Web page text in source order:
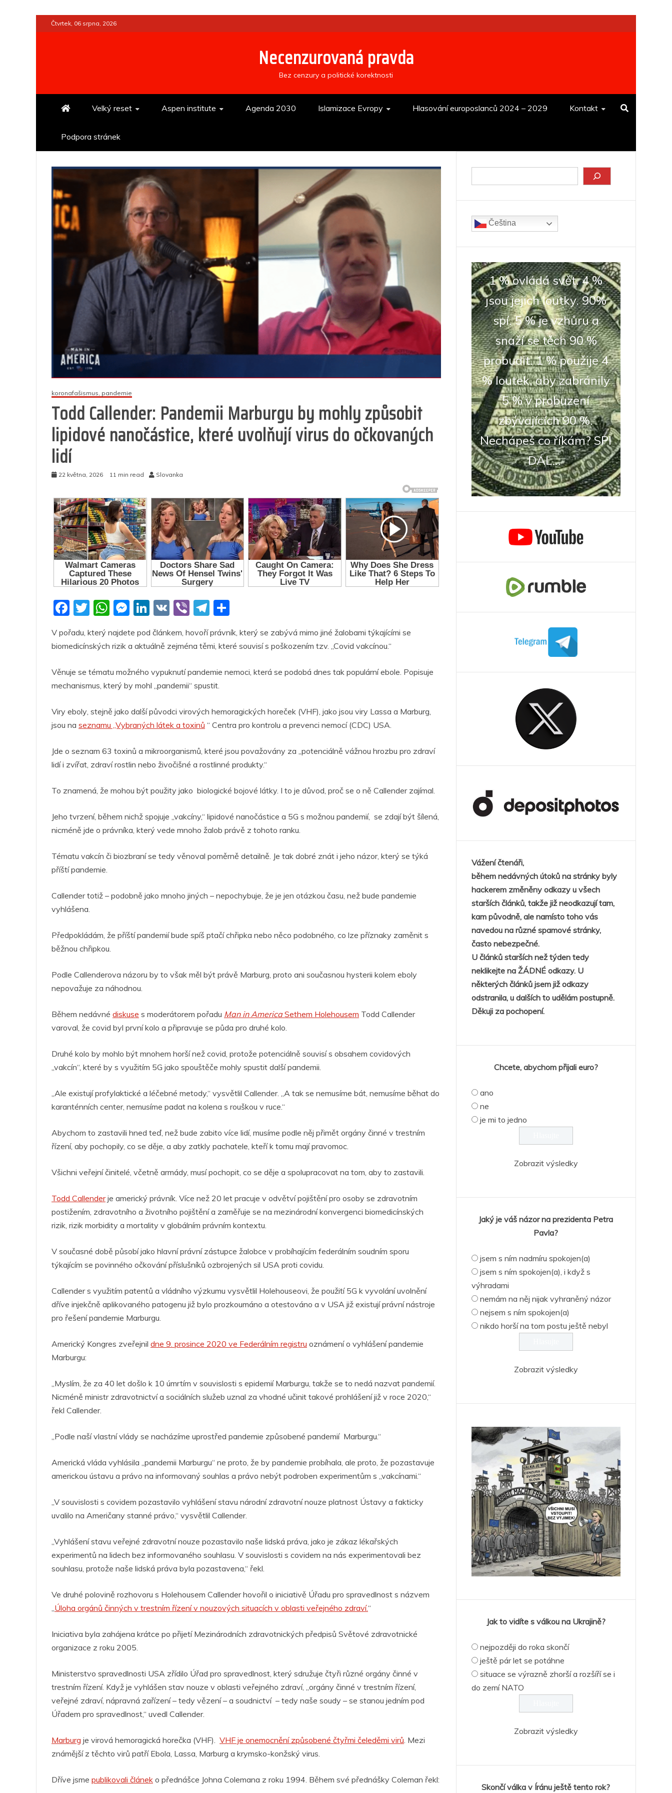
to
Čtvrtek, 06 srpna, 2026
Necenzurovaná pravda
Bez cenzury a politické korektnosti
Velký reset Aspen institute Agenda 2030 Islamizace Evropy Hlasování europoslanců 2024 – 2029 Kontakt
Podpora stránek
koronafašismus, pandemie
Todd Callender: Pandemii Marburgu by mohly způsobit
lipidové nanočástice, které uvolňují virus do očkovaných
lidí
22 května, 2026 11 min read Slovanka
F
a
c
e
b
o
o
k
T
itt
er
W
at
s
A
p
p
M
ss
e
n
g
er
Li
n
k
e
dI
n
V
Vi
er
T
e
gr
a
m
ar
e
V pořadu, který najdete pod článkem, hovoří právník, který se zabývá mimo jiné žalobami týkajícími se
biomedicínských rizik a aktuálně zejména těmi, které souvisí s poškozením tzv. „Covid vakcínou.“
Věnuje se tématu možného vypuknutí pandemie nemoci, která se podobá dnes tak populární ebole. Popisuje
mechanismus, který by mohl „pandemii“ spustit.
Viry eboly , stejně jako další původci virových hemoragických horeček (VHF), jako jsou viry Lassa a Marburg,
jsou na seznamu „Vybraných látek a toxinů “ Centra pro kontrolu a prevenci nemocí (CDC) USA.
Jde o seznam 63 toxinů a mikroorganismů, které jsou považovány za „potenciálně vážnou hrozbu pro zdraví
lidí i zvířat, zdraví rostlin nebo živočišné a rostlinné produkty.“
To znamená, že mohou být použity jako biologické bojové látky. I to je důvod, proč se o ně Callender zajímal.
Jeho tvrzení, během nichž spojuje „vakcíny,“ lipidové nanočástice a 5G s možnou pandemií, se zdají být šílená,
nicméně jde o právníka, který vede mnoho žalob právě z tohoto ranku.
Tématu vakcín či biozbraní se tedy věnoval poměrně detailně. Je tak dobré znát i jeho názor, který se týká
příští pandemie.
Callender totiž – podobně jako mnoho jiných – nepochybuje, že je jen otázkou času, než bude pandemie
vyhlášena.
Předpokládám, že příští pandemií bude spíš ptačí chřipka nebo něco podobného, co lze příznaky zaměnit s
běžnou chřipkou.
Podle Callenderova názoru by to však měl být právě Marburg, proto ani současnou hysterii kolem eboly
nepovažuje za náhodnou.
Během nedávné diskuse s moderátorem pořadu Man in AmericaSethem Holehousem Todd Callender
varoval, že covid byl první kolo a připravuje se půda pro druhé kolo.
Druhé kolo by mohlo být mnohem horší než covid, protože potenciálně souvisí s obsahem covidových
„vakcín“, které by s využitím 5G jako spouštěče mohly spustit další pandemii.
„Ale existují profylaktické a léčebné metody,“ vysvětlil Callender. „A tak se nemusíme bát, nemusíme běhat do
karanténních center, nemusíme padat na kolena s rouškou v ruce.“
Abychom to zastavili hned teď, než bude zabito více lidí, musíme podle něj přimět orgány činné v trestním
řízení, aby pochopily, co se děje, a aby zatkly pachatele, kteří k tomu mají pravomoc.
Všichni veřejní činitelé, včetně armády, musí pochopit, co se děje a spolupracovat na tom, aby to zastavili.
Todd Callenderje americký právník. Více než 20 let pracuje v odvětví pojištění pro osoby se zdravotním
postižením, zdravotního a životního pojištění a zaměřuje se na mezinárodní konvergenci biomedicínských
rizik, rizik morbidity a mortality v globálním právním kontextu.
V současné době působí jako hlavní právní zástupce žalobce v probíhajícím federálním soudním sporu
týkajícím se povinného očkování příslušníků ozbrojených sil USA proti covidu.
Callender s využitím patentů a vládního výzkumu vysvětlil Holehouseovi, že použití 5G k vyvolání uvolnění
dříve injekčně aplikovaného patogenu již bylo prozkoumáno a otestováno a v USA již existují právní nástroje
pro řešení pandemie Marburgu.
Americký Kongres zveřejnil dne 9. prosince 2020 ve Federálním registru oznámení o vyhlášení pandemie
Marburgu:
„Myslím, že za 40 let došlo k 10 úmrtím v souvislosti s epidemií Marburgu, takže se to nedá nazvat pandemií.
Nicméně ministr zdravotnictví a sociálních služeb uznal za vhodné učinit takové prohlášení již v roce 2020,“
řekl Callender.
„Podle naší vlastní vlády se nacházíme uprostřed pandemie způsobené pandemií Marburgu.“
Americká vláda vyhlásila „pandemii Marburgu“ ne proto, že by pandemie probíhala, ale proto, že pozastavuje
americkou ústavu a právo na informovaný souhlas a právo nebýt podroben experimentům s „vakcínami.“
„V souvislosti s covidem pozastavilo vyhlášení stavu národní zdravotní nouze platnost Ústavy a fakticky
uvalilo na Američany stanné právo,“ vysvětlil Callender.
„Vyhlášení stavu veřejné zdravotní nouze pozastavilo naše lidská práva, jako je zákaz lékařských
experimentů na lidech bez informovaného souhlasu. V souvislosti s covidem na nás experimentovali bez
souhlasu, protože naše lidská práva byla pozastavena,“ řekl.
Ve druhé polovině rozhovoru s Holehousem Callender hovořil o iniciativě Úřadu pro spravedlnost s názvem
Úloha orgánů činných v trestním řízení v nouzových situacích v oblasti veřejného zdraví.“
Iniciativa byla zahájena krátce po přijetí Mezinárodních zdravotnických předpisů Světové zdravotnické
organizace z roku 2005.
Ministerstvo spravedlnosti USA zřídilo Úřad pro spravedlnost, který sdružuje čtyři různé orgány činné v
trestním řízení. Když je vyhlášen stav nouze v oblasti veřejného zdraví, „orgány činné v trestním řízení,
veřejné zdraví, nápravná zařízení – tedy vězení – a soudnictví – tedy naše soudy – se stanou jedním pod
Úřadem pro spravedlnost,“ uvedl Callender.
Marburg je virová hemoragická horečka (VHF). VHF je onemocnění způsobené čtyřmi čeleděmi virů . Mezi
známější z těchto virů patří Ebola, Lassa, Marburg a krymsko-konžský virus.
Dříve jsme publikovali článek o přednášce Johna Colemana z roku 1994. Během své přednášky Coleman řekl:
Čeština‎
1 % ovládá svět. 4 %
jsou jejich loutky. 90%
spí. 5 % je vzhůru a
snaží se těch 90 %
probudit. 1 % použije 4
% loutek, aby zabránily
5 % v probuzení
zbývajících 90 %.
Nechápeš co říkám? SPI
DÁL...
Vážení čtenáři,
během nedávných útoků na stránky byly
hackerem změněny odkazy u všech
starších článků, takže již neodkazují tam,
kam původně, ale namísto toho vás
navedou na různé spamové stránky,
často nebezpečné.
U článků starších než týden tedy
neklikejte na ŽÁDNÉ odkazy. U
některých článků jsem již odkazy
odstranila, u dalších to udělám postupně.
Děkuji za pochopení.
Chcete, abychom přijali euro?
ano
ne
je mi to jedno
Zobrazit výsledky
Jaký je váš názor na prezidenta Petra
Pavla?
jsem s ním nadmíru spokojen(a)
jsem s ním spokojen(a), i když s
výhradami
nemám na něj nijak vyhraněný názor
nejsem s ním spokojen(a)
nikdo horší na tom postu ještě nebyl
Zobrazit výsledky
Jak to vidíte s válkou na Ukrajině?
nejpozději do roka skončí
ještě pár let se potáhne
situace se výrazně zhorší a rozšíří se i
do zemí NATO
Zobrazit výsledky
Skončí válka v Íránu ještě tento rok?